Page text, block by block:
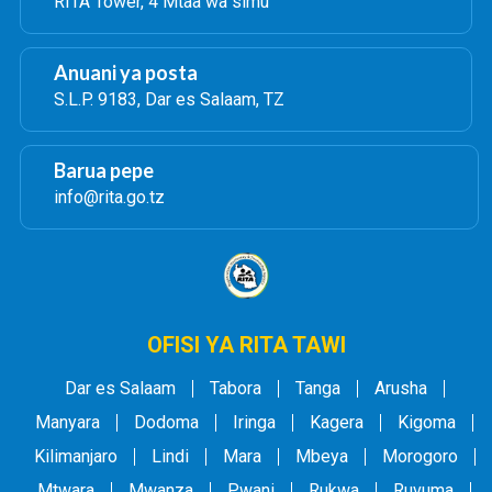
Msajili wa ndoa na
talaka
13
Leseni ya Kufungisha
Ndoa
60,000/=
Ada ya ruhusa ya
kufungisha Ndoa
mahali maalum kwa
mgonjwa
20,000/=
Anuani ya posta
S.L.P. 9183, Dar es Salaam, TZ
Barua pepe
info@rita.go.tz
OFISI YA RITA TAWI
Dar es Salaam Tabora Tanga
Arusha
Manyara
Dodoma Iringa Kagera
Kigoma
Kilimanjaro
Lindi Mara Mbeya
Morogoro